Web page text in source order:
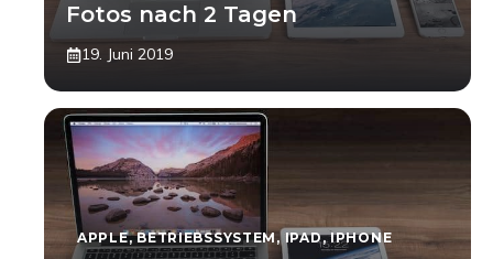
Fotos nach 2 Tagen
19. Juni 2019
APPLE,BETRIEBSSYSTEM , IPAD,IPHONE